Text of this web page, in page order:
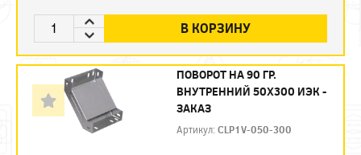
В КОРЗИНУ
ПОВОРОТ НА 90 ГР.
ВНУТРЕННИЙ 50Х300 ИЭК -
ЗАКАЗ
Артикул:CLP1V-050-300